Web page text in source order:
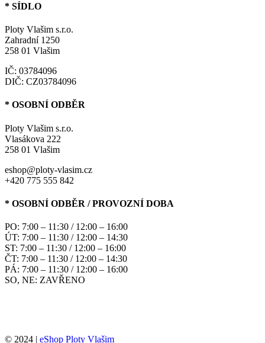
* SÍDLO
Ploty Vlašim s.r.o.
Zahradní 1250
258 01 Vlašim
IČ: 03784096
DIČ: CZ03784096
* OSOBNÍ ODBĚR
Ploty Vlašim s.r.o.
Vlasákova 222
258 01 Vlašim
eshop@ploty-vlasim.cz
+420 775 555 842
* OSOBNÍ ODBĚR / PROVOZNÍ DOBA
PO: 7:00 – 11:30 / 12:00 – 16:00
ÚT: 7:00 – 11:30 / 12:00 – 14:30
ST: 7:00 – 11:30 / 12:00 – 16:00
ČT: 7:00 – 11:30 / 12:00 – 14:30
PÁ: 7:00 – 11:30 / 12:00 – 16:00
SO, NE: ZAVŘENO
© 2024 | eShop Ploty Vlašim